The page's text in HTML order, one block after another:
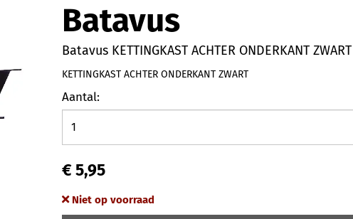
Batavus
Batavus KETTINGKAST ACHTER ONDERKANT ZWART
KETTINGKAST ACHTER ONDERKANT ZWART
Aantal:
€ 5,95
Niet op voorraad